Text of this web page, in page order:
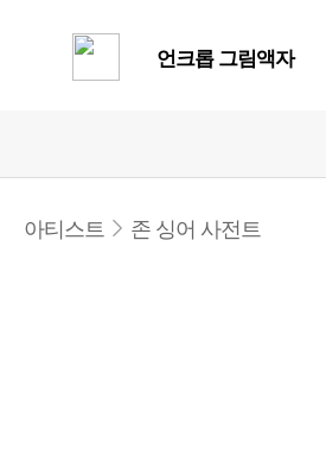
언크롭 그림액자
아티스트 존 싱어 사전트